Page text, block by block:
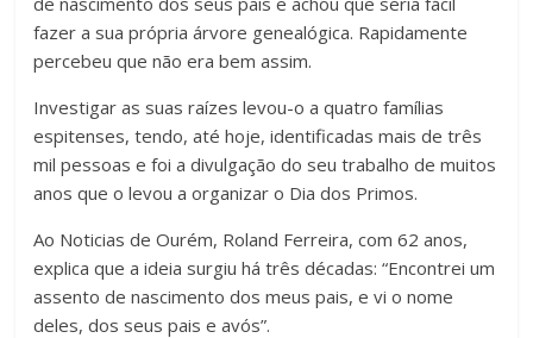
fazer a sua própria árvore genealógica. Rapidamente
percebeu que não era bem assim.
Investigar as suas raízes levou-o a quatro famílias
espitenses, tendo, até hoje, identificadas mais de três
mil pessoas e foi a divulgação do seu trabalho de muitos
anos que o levou a organizar o Dia dos Primos.
Ao Noticias de Ourém, Roland Ferreira, com 62 anos,
explica que a ideia surgiu há três décadas: “Encontrei um
assento de nascimento dos meus pais, e vi o nome
deles, dos seus pais e avós”.